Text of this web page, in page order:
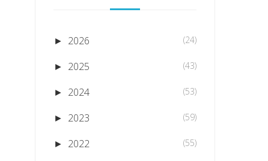
► 2026 (24)
► 2025 (43)
► 2024 (53)
► 2023 (59)
► 2022 (55)